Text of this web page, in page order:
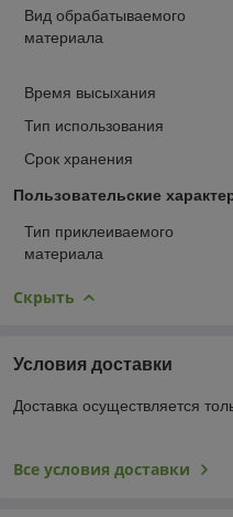
Вид обрабатываемого
материала
Время высыхания
Тип использования
Срок хранения
Пользовательские
Тип приклеиваемого
материала
Скрыть
Условия доставки
Доставка осуществляется
Все условия доставки